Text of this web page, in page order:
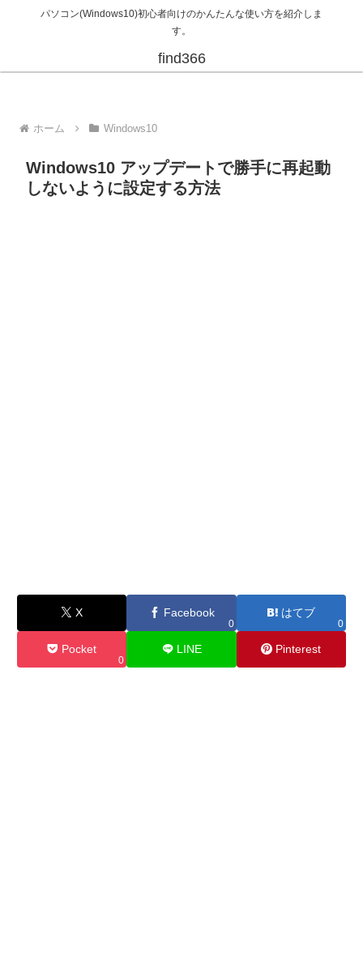
パソコン(Windows10)初心者向けのかんたんな使い方を紹介しま
す。
find366
ホーム Windows10
Windows10 アップデートで勝手に再起動
しないように設定する方法
X Facebook
0
はてブ
0
Pocket
0
LINE Pinterest